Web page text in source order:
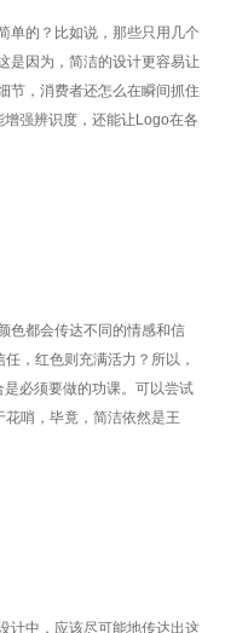
单的？比如说，那些只用几个
是因为，简洁的设计更容易让
节，消费者还怎么在瞬间抓住
强辨识度，还能让Logo在各
色都会传达不同的情感和信
，红色则充满活力？所以，
必须要做的功课。可以尝试
哨，毕竟，简洁依然是王
计中，应该尽可能地传达出这